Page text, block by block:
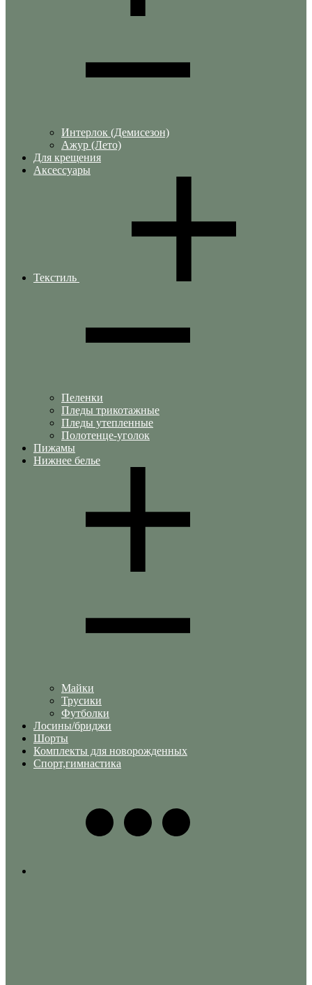
Интерлок (Демисезон)
Ажур (Лето)
Для крещения
Аксессуары
Текстиль
Пеленки
Пледы трикотажные
Пледы утепленные
Полотенце-уголок
Пижамы
Нижнее белье
Майки
Трусики
Футболки
Лосины/бриджи
Шорты
Комплекты для новорожденных
Спорт,гимнастика